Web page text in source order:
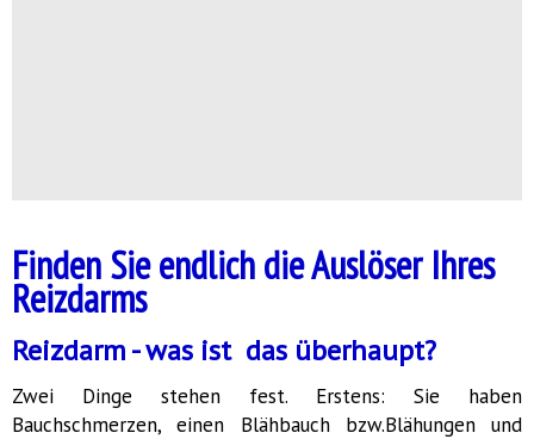
Finden Sie endlich die Auslöser Ihres
Reizdarms
Reizdarm - was ist das überhaupt?
Zwei Dinge stehen fest. Erstens: Sie haben
Bauchschmerzen, einen Blähbauch bzw.Blähungen und